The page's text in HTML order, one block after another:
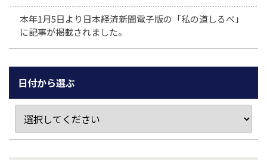
本年1月5日より日本経済新聞電子版の「私の道しるべ」
に記事が掲載されました。
日付から選ぶ